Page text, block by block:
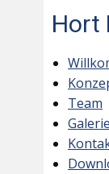
Hort
Team
Galerie